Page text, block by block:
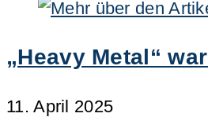
„Heavy Metal“
11. April 2025